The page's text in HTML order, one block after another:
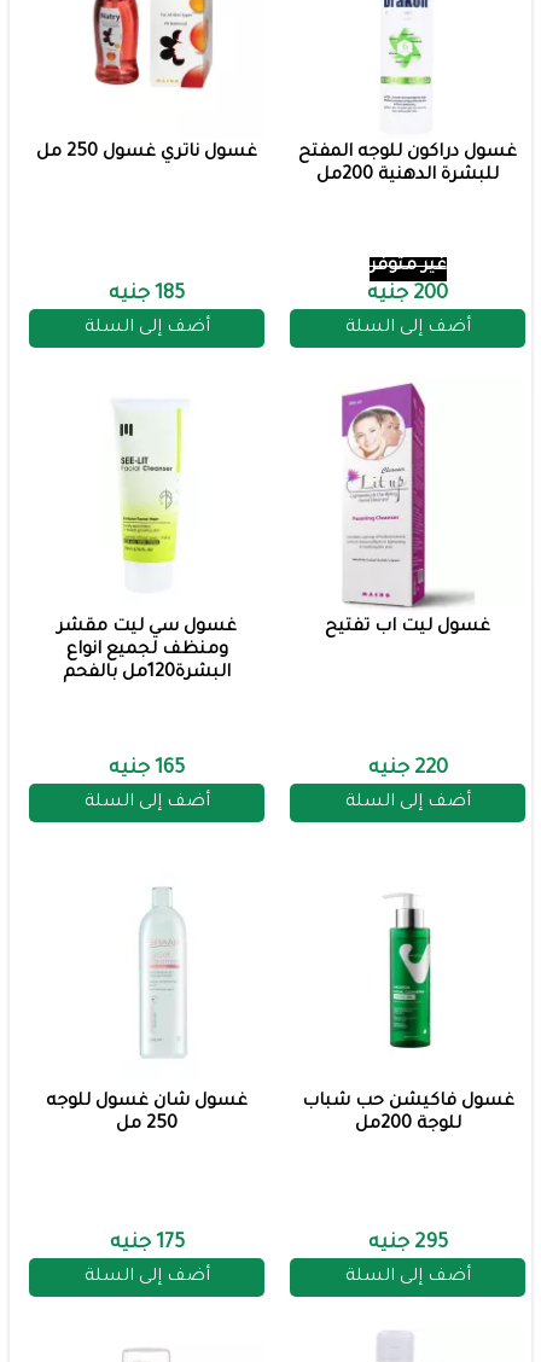
غسول دراكون للوجه المفتح
للبشرة الدهنية 200مل
غير متوفر
200 جنيه
أضف إلى السلة
غسول ناتري غسول 250 مل
185 جنيه
أضف إلى السلة
غسول ليت اب تفتيح
220 جنيه
أضف إلى السلة
غسول سي ليت مقشر
ومنظف لجميع انواع
البشرة120مل بالفحم
165 جنيه
أضف إلى السلة
غسول فاكيشن حب شباب
للوجة 200مل
295 جنيه
أضف إلى السلة
غسول شان غسول للوجه
250 مل
175 جنيه
أضف إلى السلة